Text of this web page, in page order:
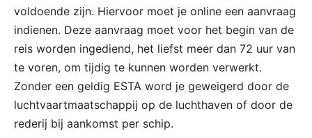
voldoende zijn. Hiervoor moet je online een aanvraag
indienen. Deze aanvraag moet voor het begin van de
reis worden ingediend, het liefst meer dan 72 uur van
te voren, om tijdig te kunnen worden verwerkt.
Zonder een geldig ESTA word je geweigerd door de
luchtvaartmaatschappij op de luchthaven of door de
rederij bij aankomst per schip.